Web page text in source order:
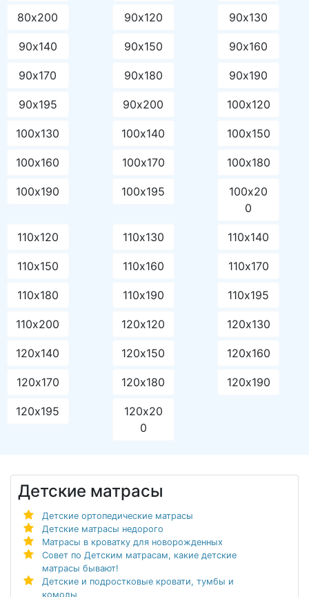
80х200 90х120 90х130
90х140 90х150 90х160
90х170 90х180 90х190
90х195 90х200 100х120
100х130 100х140 100х150
100х160 100х170 100х180
100х190 100х195
100х20
0
110х120 110х130 110х140
110х150 110х160 110х170
110х180 110х190 110х195
110х200 120х120 120х130
120х140 120х150 120х160
120х170 120х180 120х190
120х195
120х20
0
Детские матрасы
Детские ортопедические матрасы
Детские матрасы недорого
Матрасы в кроватку для новорожденных
Совет по Детским матрасам, какие детские
матрасы бывают!
Детские и подростковые кровати, тумбы и
комоды